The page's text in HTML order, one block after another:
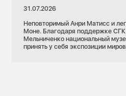
31.07.2026
Неповторимый Анри Матисс и
Моне. Благодаря поддержке
Мельниченко национальный
принять у себя экспозиции